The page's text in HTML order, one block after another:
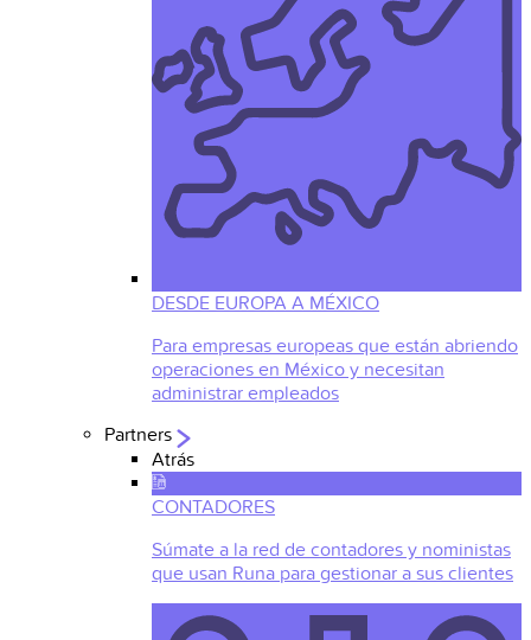
DESDE EUROPA A MÉXICO
Para empresas europeas que están abriendo
operaciones en México y necesitan
administrar empleados
Partners
Atrás
CONTADORES
Súmate a la red de contadores y noministas
que usan Runa para gestionar a sus clientes